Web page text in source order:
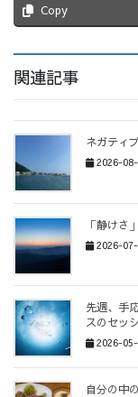
Copy
関連記事
ネガティ
2026-08-
「静けさ
2026-
先週、手
スのセッ
2026-
自分の中